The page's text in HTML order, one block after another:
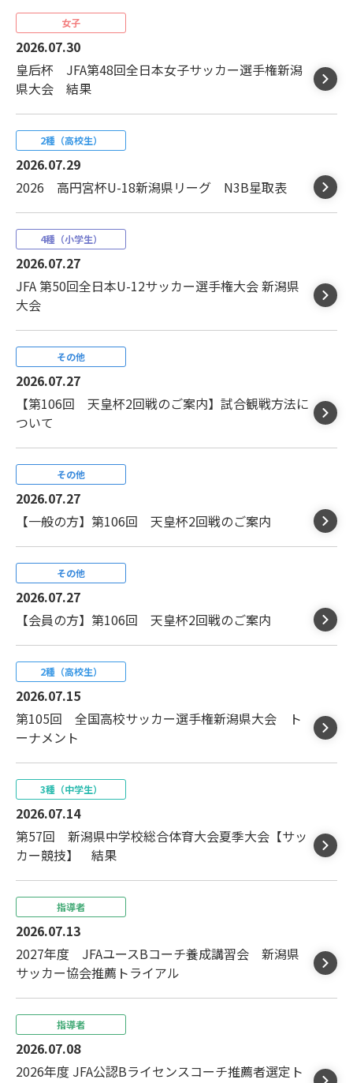
女子
2026.07.30
皇后杯 JFA第48回全日本女子サッカー選手権新潟
県大会 結果
2種（高校生）
2026.07.29
2026 高円宮杯U-18新潟県リーグ N3B星取表
4種（小学生）
2026.07.27
JFA 第50回全日本U-12サッカー選手権大会 新潟県
大会
その他
2026.07.27
【第106回 天皇杯2回戦のご案内】試合観戦方法に
ついて
その他
2026.07.27
【一般の方】第106回 天皇杯2回戦のご案内
その他
2026.07.27
【会員の方】第106回 天皇杯2回戦のご案内
2種（高校生）
2026.07.15
第105回 全国高校サッカー選手権新潟県大会 ト
ーナメント
3種（中学生）
2026.07.14
第57回 新潟県中学校総合体育大会夏季大会【サッ
カー競技】 結果
指導者
2026.07.13
2027年度 JFAユースBコーチ養成講習会 新潟県
サッカー協会推薦トライアル
指導者
2026.07.08
2026年度 JFA公認Bライセンスコーチ推薦者選定ト